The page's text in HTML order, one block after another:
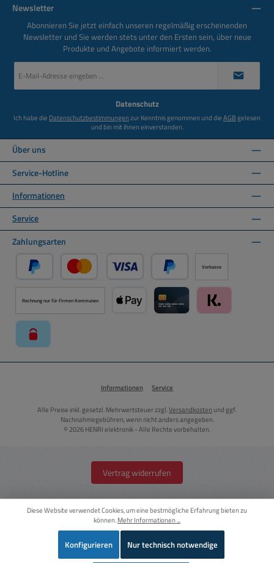
Newsletter
Abonnieren Sie jetzt einfach unseren regelmäßig erscheinenden
Newsletter und Sie werden stets unter den Ersten sein, über neue
Produkte und Angebote informiert werden.
Mail-
Datenschutz
Ich habe die Datenschutzbestimmungenzur Kenntnis genommen und dieAGBgelesen
und bin mit ihnen einverstanden.
Über uns
Service-Hotline
Informationen
Service
Zahlungsarten
PayPal Kredit- oder Debitkarte über PayPal
Später Bezahlen über PayPal
Vorkasse
Rechnung nur für Firmen Kommunen
Informationen Service
Alle Preise inkl. gesetzl. Mehrwertsteuer zzgl.Versandkosten und ggf.
Nachnahmegebühren, wenn nicht anders angegeben.
© 2026 HENRI elektronik - Alle Rechte vorbehalten.
Vertrag widerrufen
Diese Website verwendet Cookies, um eine bestmögliche Erfahrung bieten zu
können.Mehr Informationen ...
Nur technisch notwendige
Konfigurieren